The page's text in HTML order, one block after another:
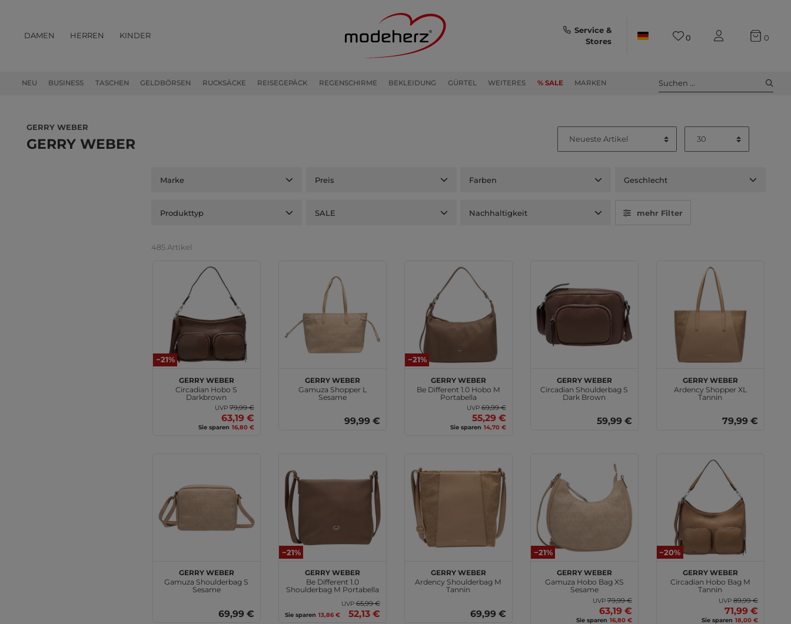
DAMEN HERREN KINDER
NEU BUSINESS TASCHEN GELDBÖRSEN RUCKSÄCKE REISEGEPÄCK REGENSCHIRME BEKLEIDUNG GÜRTEL WEITERES % SALE MARKEN
Service &
Stores
0 0
Suchen ...
GERRY WEBER
GERRY WEBER
Marke Preis Farben Geschlecht
Produkttyp SALE Nachhaltigkeit mehr Filter
485 Artikel
−21%
GERRY WEBER
Circadian Hobo S
Darkbrown
UVP79,99 €
63,19 €
Sie sparen 16,80 €
GERRY WEBER
Gamuza Shopper L
Sesame
99,99 €
−21%
GERRY WEBER
Be Different 1.0 Hobo M
Portabella
UVP69,99 €
55,29 €
Sie sparen 14,70 €
GERRY WEBER
Circadian Shoulderbag S
Dark Brown
59,99 €
GERRY WEBER
Ardency Shopper XL
Tannin
79,99 €
GERRY WEBER
Gamuza Shoulderbag S
Sesame
69,99 €
−21%
GERRY WEBER
Be Different 1.0
Shoulderbag M Portabella
UVP65,99 €
52,13 €
Sie sparen 13,86 €
GERRY WEBER
Ardency Shoulderbag M
Tannin
69,99 €
−21%
GERRY WEBER
Gamuza Hobo Bag XS
Sesame
UVP79,99 €
63,19 €
Sie sparen 16,80 €
−20%
GERRY WEBER
Circadian Hobo Bag M
Tannin
UVP89,99 €
71,99 €
Sie sparen 18,00 €